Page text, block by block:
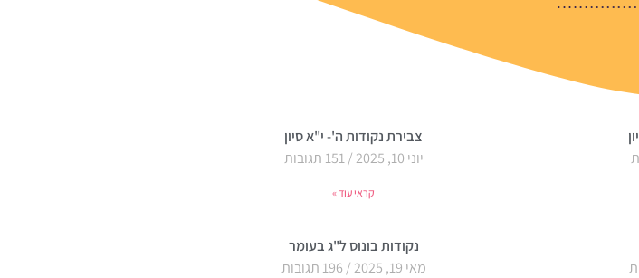
צבירת נקודות ה'- י"א סיון
יוני 10, 2025
151 תגובות
קראי עוד »
נקודות בונוס ל"ג בעומר
מאי 19, 2025